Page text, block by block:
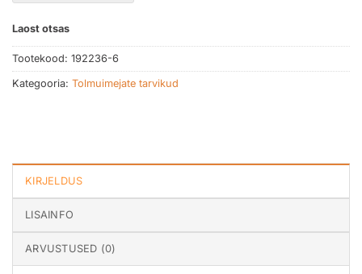
Laost otsas
Tootekood: 192236-6
Kategooria: Tolmuimejate tarvikud
KIRJELDUS
LISAINFO
ARVUSTUSED (0)